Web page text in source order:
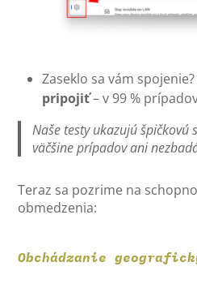
Zaseklo sa vám
pripojiť– v 99 %
Naše testy ukazujú špičkovú
väčšine prípadov ani
Teraz sa pozrime na
obmedzenia:
Obchádzanie